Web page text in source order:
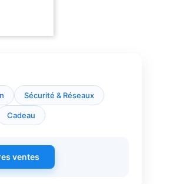
Sécurité & Réseaux
Cadeau
ventes